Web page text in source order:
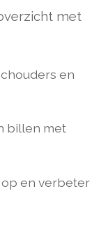
met
en
billen met
en verbeter